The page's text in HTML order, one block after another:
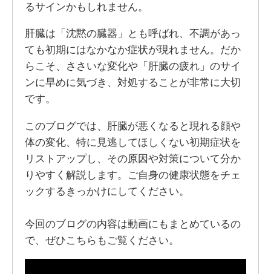
るサインかもしれません。
肝臓は「沈黙の臓器」とも呼ばれ、不調があっ
ても初期にはなかなか症状が現れません。だか
らこそ、ささいな変化や「肝臓の疲れ」のサイ
ンに早めに気づき、対処することが非常に大切
です。
このブログでは、肝臓が悪くなると現れる顔や
体の変化、特に見逃してほしくない初期症状を
リストアップし、その原因や対策について分か
りやすく解説します。ご自身の健康状態をチェ
ックするきっかけにしてください。
今回のブログの内容は動画にもまとめているの
で、ぜひこちらもご覧ください。